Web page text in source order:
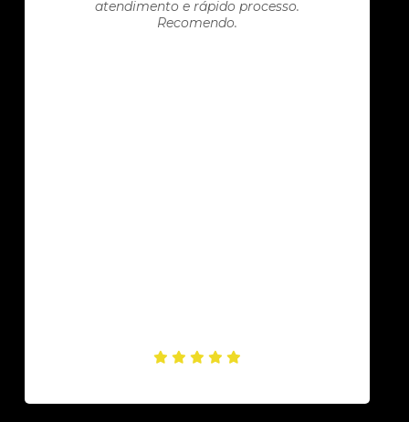
atendimento e rápido processo.
Recomendo.